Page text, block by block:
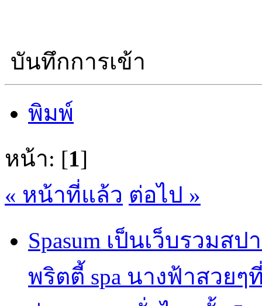
บันทึกการเข้า
พิมพ์
หน้า: [1]
« หน้าที่แล้ว ต่อไป »
Spasum เป็นเว็บรวม
พริตตี้ spa นางฟ้าสวย